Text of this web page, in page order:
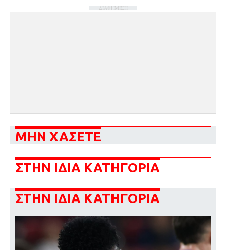
ΔΙΑΦΗΜΙΣΗ
ΜΗΝ ΧΑΣΕΤΕ
ΣΤΗΝ ΙΔΙΑ ΚΑΤΗΓΟΡΙΑ
ΣΤΗΝ ΙΔΙΑ ΚΑΤΗΓΟΡΙΑ